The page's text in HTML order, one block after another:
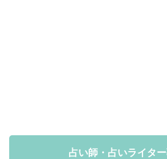
占い師・占いライター